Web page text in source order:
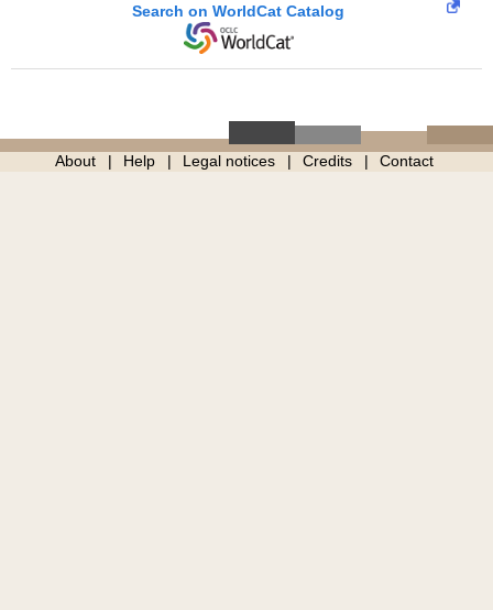
Search on WorldCat Catalog
About Help Legal notices Credits Contact